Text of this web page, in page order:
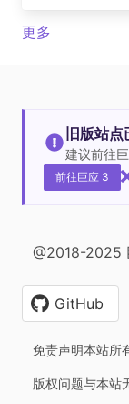
更多
旧版站点
建议前往
前往巨应 3
@2018-2025
GitHub
免责声明本站所
版权问题与本站